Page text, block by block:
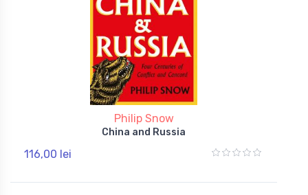
Philip Snow
China and Russia
116,00 lei